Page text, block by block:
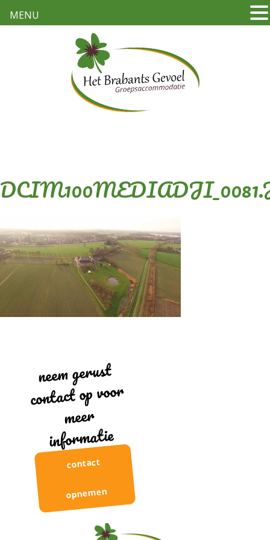
neem gerust
contact op voor
meer
informatie
contact
opnemen
MENU